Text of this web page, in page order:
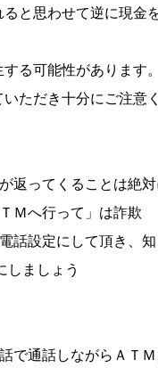
思わせて逆に現金を
可能性があります。
だき十分にご注意く
ってくることは絶対
へ行って」は詐欺
設定にして頂き、知
ましょう
通話しながらＡＴＭ